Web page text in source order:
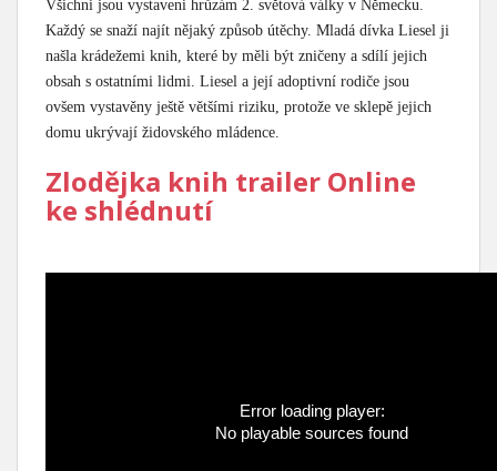
Všichni jsou vystaveni hrůzám 2. světová války v Německu.
Každý se snaží najít nějaký způsob útěchy. Mladá dívka Liesel ji
našla krádežemi knih, které by měli být zničeny a sdílí jejich
obsah s ostatními lidmi. Liesel a její adoptivní rodiče jsou
ovšem vystavěny ještě většími riziku, protože ve sklepě jejich
domu ukrývají židovského mládence.
Zlodějka knih trailer Online
ke shlédnutí
Error loading player:
No playable sources found